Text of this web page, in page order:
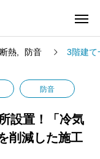
断熱 防音 3階建て
防音
設置！「冷気
削減した施工